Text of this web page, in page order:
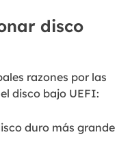
disco
razones por las
disco bajo UEFI:
duro más grande